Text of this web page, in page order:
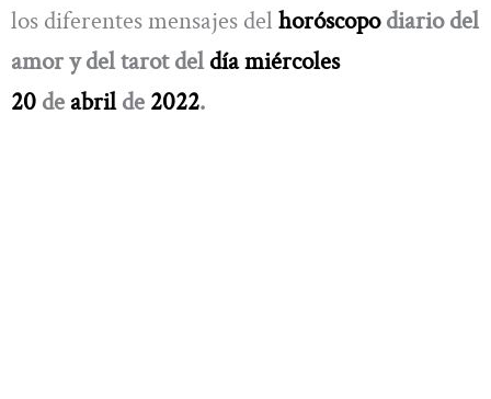
los diferentes mensajes del horóscopodiario del
amor y del tarot del día miércoles
20 de abrilde 2022.